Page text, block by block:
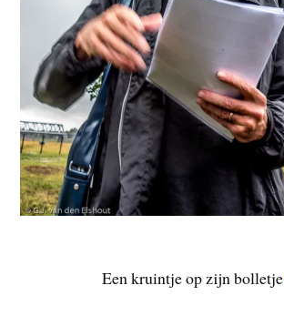
Een kruintje op zijn bolletje